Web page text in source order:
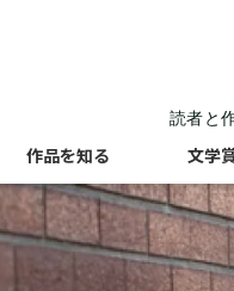
読者と
作品を知る 文学